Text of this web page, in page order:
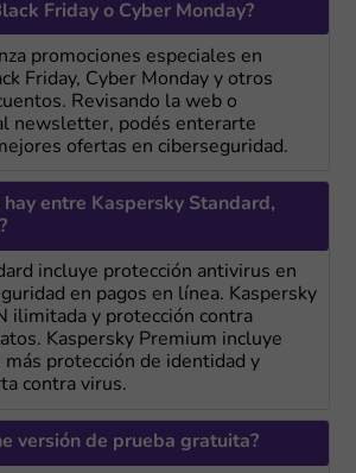
Friday o Cyber Monday?
promociones especiales en
Friday, Cyber Monday y otros
Revisando la web o
newsletter, podés enterarte
ofertas en ciberseguridad.
hay entre Kaspersky Standard,
incluye protección antivirus en
en pagos en línea. Kaspersky
ilimitada y protección contra
Kaspersky Premium incluye
protección de identidad y
contra virus.
versión de prueba gratuita?